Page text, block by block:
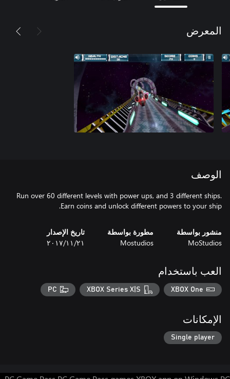
المعرض
الوصف
Run over 60 different levels with power ups, and 3 different ships.
Earn coins and unlock different powers to your ship.
منشور بواسطة
MoStudios
مطورة بواسطة
Mostudios
تاريخ الإصدار
٢١‏/١١‏/٢٠١٧
العب باستخدام
XBOX One
XBOX Series X|S
PC
الإمكانات
Single player